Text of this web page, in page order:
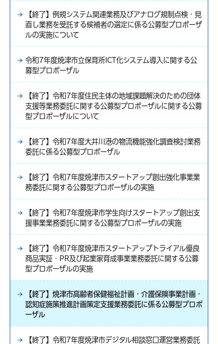
【終了】例規システム関連業務及びアナログ規制点検・見
直し業務を受託する候補者の選定に係る公募型プロポーザ
ルの実施について
令和7年度焼津市立保育所ICT化システム導入に関する公
募型プロポーザル
【終了】令和7年度住民主体の地域課題解決のための団体
支援等業務委託に関する公募型プロポーザルに関する公募
型プロポーザルについて
【終了】令和7年度大井川港の物流機能強化調査検討業務
委託に係る公募型プロポーザル
【終了】令和7年度焼津市スタートアップ創出強化事業業
務委託に関する公募型プロポーザルの実施
【終了】令和7年度焼津市学生向けスタートアップ創出支
援事業業務委託に関する公募型プロポーザルの実施
【終了】令和7年度焼津市スタートアップトライアル優良
商品実証・PR及び起業家育成事業業務委託に関する公募
型プロポーザルの実施
【終了】焼津市高齢者保健福祉計画・介護保険事業計画・
認知症施策推進計画策定支援業務委託に係る公募型プロポ
ーザル
【終了】令和7年度焼津市デジタル相談窓口運営業務委託